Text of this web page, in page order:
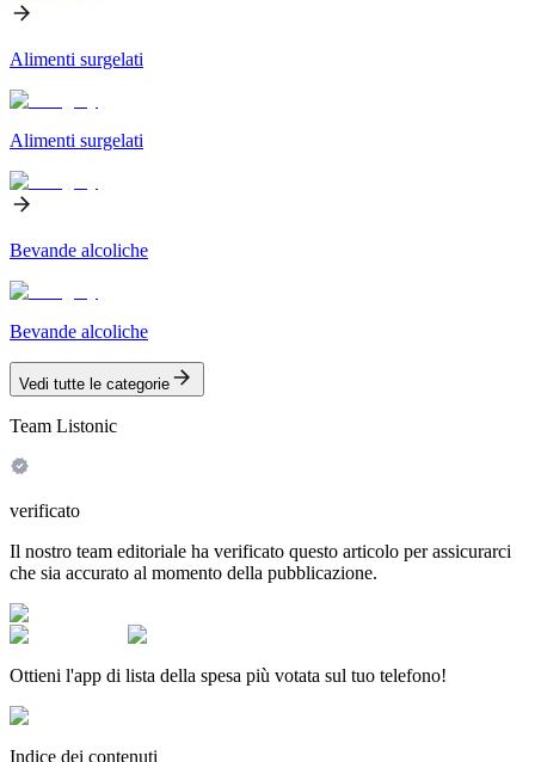
Alimenti surgelati
Alimenti surgelati
Bevande alcoliche
Bevande alcoliche
Vedi tutte le categorie
Team Listonic
verificato
Il nostro team editoriale ha verificato questo articolo per assicurarci
che sia accurato al momento della pubblicazione.
Ottieni l'app di lista della spesa più votata sul tuo telefono!
Indice dei contenuti